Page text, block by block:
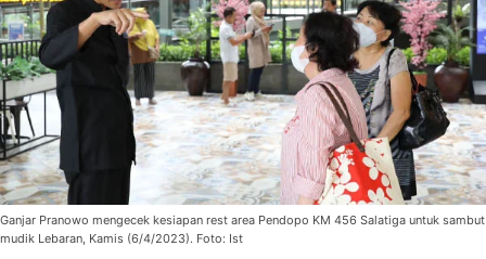
Ganjar Pranowo mengecek kesiapan rest area Pendopo KM 456 Salatiga untuk sambut
mudik Lebaran, Kamis (6/4/2023). Foto: Ist